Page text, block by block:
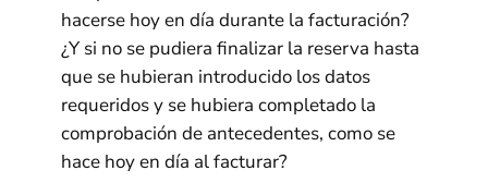
hacerse hoy en día durante la facturación?
¿Y si no se pudiera finalizar la reserva hasta
que se hubieran introducido los datos
requeridos y se hubiera completado la
comprobación de antecedentes, como se
hace hoy en día al facturar?